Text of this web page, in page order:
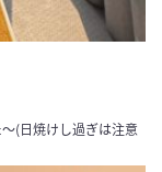
(日焼けし過ぎは注意